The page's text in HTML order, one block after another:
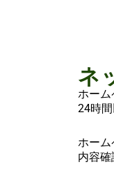
ネ
ホーム
24時
ホーム
内容